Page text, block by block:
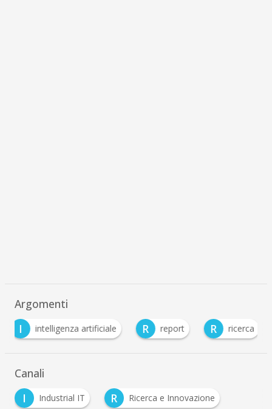
Argomenti
intelligenza artificiale R report R ricerca
Canali
I
Industrial IT R Ricerca e Innovazione